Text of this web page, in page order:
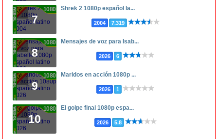
7
1080p Shrek 2 1080p español la...
2004 7.319
8
1080p Mensajes de voz para Isab...
2026 6
9
1080p Maridos en acción 1080p ...
2026 1
10
1080p El golpe final 1080p espa...
2026 5.8